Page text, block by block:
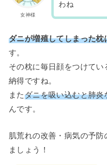
女神様
わね
ダニが増殖してしまった
す。
その枕に毎日顔をつけてい
納得ですね。
またダニを吸い込むと肺炎
んです。
肌荒れの改善・病気の予
ましょう！